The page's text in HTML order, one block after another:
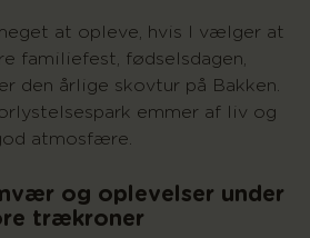
at opleve, hvis I vælger at
familiefest, fødselsdagen,
den årlige skovtur på Bakken.
emmer af liv og
atmosfære.
og oplevelser under
trækroner